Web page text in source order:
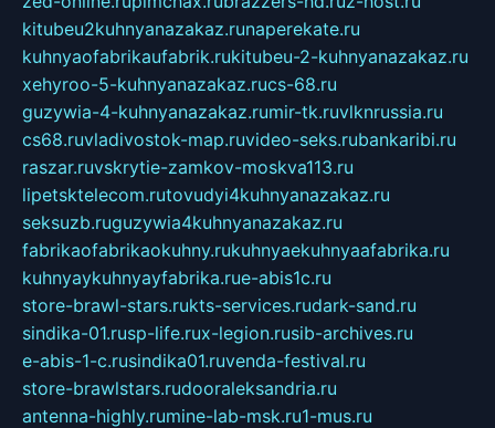
kitubeu2kuhnyanazakaz.runaperekate.ru
kuhnyaofabrikaufabrik.rukitubeu-2-kuhnyanazakaz.ru
xehyroo-5-kuhnyanazakaz.rucs-68.ru
guzywia-4-kuhnyanazakaz.rumir-tk.ruvlknrussia.ru
cs68.ruvladivostok-map.ruvideo-seks.rubankaribi.ru
raszar.ruvskrytie-zamkov-moskva113.ru
lipetsktelecom.rutovudyi4kuhnyanazakaz.ru
seksuzb.ruguzywia4kuhnyanazakaz.ru
fabrikaofabrikaokuhny.rukuhnyaekuhnyaafabrika.ru
kuhnyaykuhnyayfabrika.rue-abis1c.ru
store-brawl-stars.rukts-services.rudark-sand.ru
sindika-01.rusp-life.rux-legion.rusib-archives.ru
e-abis-1-c.rusindika01.ruvenda-festival.ru
store-brawlstars.rudooraleksandria.ru
antenna-highly.rumine-lab-msk.ru1-mus.ru